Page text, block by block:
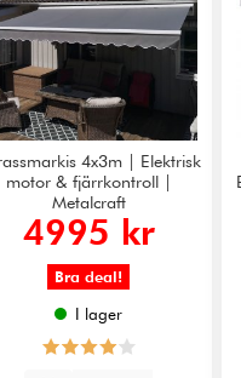
4x3m | Elektrisk
motor & fjärrkontroll |
Metalcraft
4995 kr
Bra deal!
I lager